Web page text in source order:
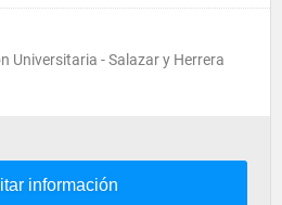
Universitaria - Salazar y Herrera
información